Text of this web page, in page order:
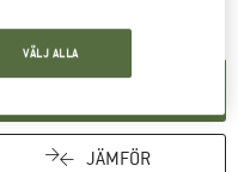
JÄMFÖR
VÄLJ ALLA